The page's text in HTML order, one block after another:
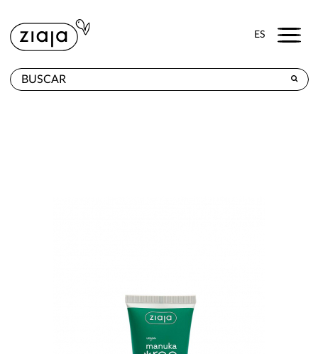
ES Menu